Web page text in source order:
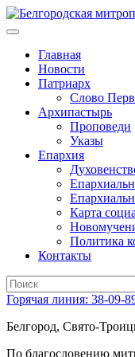
Главная
Новости
Патриарх
Слово
Архипастырь
Проповеди
Указы
Епархия
Карта
Политика
Контакты
Горячая линия: 38-09-
Белгород, Свято-
По благословению